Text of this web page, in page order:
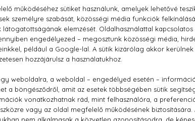
(0) SZÁLLÍTÁS
szénnel és fahéjjal 100 ml